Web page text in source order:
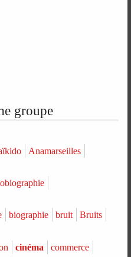
groupe
Anamarseilles
biographie bruit Bruits
cinéma commerce